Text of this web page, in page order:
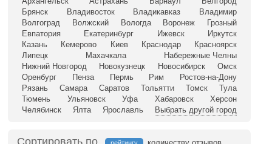
Брянск
Владивосток Владикавказ
Владимир
Волгоград
Волжский Вологда Воронеж
Грозный
Евпатория
Екатеринбург Ижевск
Иркутск
Казань
Кемерово Киев Краснодар
Красноярск
Липецк
Махачкала
Набережные Челны
Нижний Новгород
Новокузнецк Новосибирск
Омск
Оренбург
Пенза Пермь Рим
Ростов-на-Дону
Рязань
Самара Саратов Тольятти Томск
Тула
Тюмень
Ульяновск Уфа Хабаровск
Херсон
Челябинск
Ялта Ярославль Выбрать другой город
Сортировать по